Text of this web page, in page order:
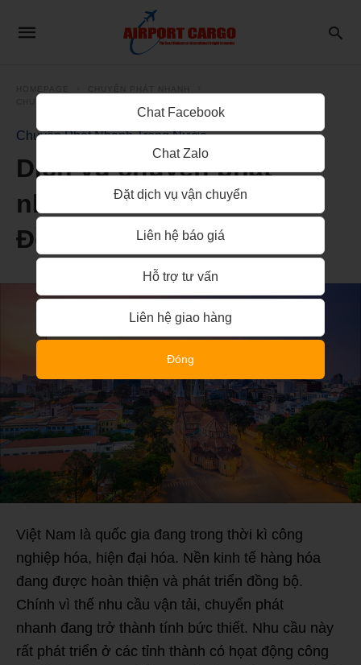
Chuyển Phát Nhanh Trong Nước
Dịch vụ chuyển phát
nhanh từ Sài Gòn đi ra
Đồng Nai
Việt Nam là quốc gia đang trong thời kì công
nghiệp hóa, hiện đại hóa. Nền kinh tế hàng hóa
đang được hoàn thiện và phát triển đồng bộ.
Chính vì thế nhu cầu vận tải, chuyển phát
nhanh đang trở thành tính bức thiết. Nhu cầu này
rất phát triển ở các tỉnh thành có họat động công
Chat Facebook
Chat Zalo
Đặt dịch vụ vận chuyển
Liên hệ báo giá
Hỗ trợ tư vấn
Liên hệ giao hàng
Đóng